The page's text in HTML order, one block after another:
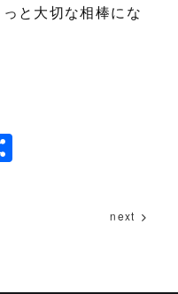
と大切な相棒にな
next